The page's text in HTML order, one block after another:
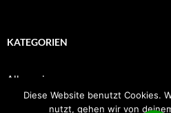
KATEGORIEN
Allgemein
Diese Website benutzt Cookies.
nutzt, gehen wir von